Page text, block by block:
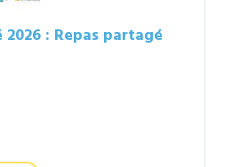
: Repas partagé